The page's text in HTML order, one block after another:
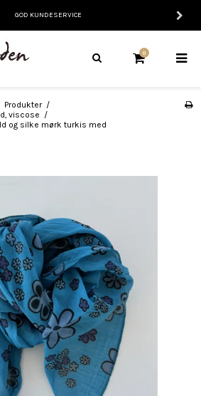
GOD KUNDESERVICE
0
Produkter /
viscose /
og silke mørk turkis med